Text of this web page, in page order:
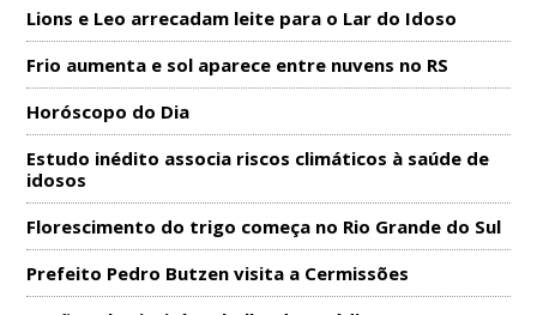
Lions e Leo arrecadam leite para o Lar do Idoso
Frio aumenta e sol aparece entre nuvens no RS
Horóscopo do Dia
Estudo inédito associa riscos climáticos à saúde de
idosos
Florescimento do trigo começa no Rio Grande do Sul
Prefeito Pedro Butzen visita a Cermissões